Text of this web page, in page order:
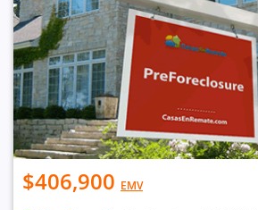
$406,900 EMV